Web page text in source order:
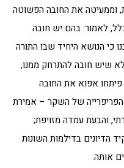
וממעיטה את החובה הפשוטה
לאמור: בהם יש חובה
כי הנושא היחיד שבו התורה
שיש חובה להתרחק ממנו,
אפוא את החובה
של השקר – אמירת
והבעת עמדה מזויפת;
הדיונים בדילמות השונות
אותה.